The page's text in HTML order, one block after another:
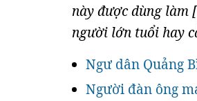
này được dùng làm
người lớn tuổi hay
Ngư dân Quảng
Người đàn ông